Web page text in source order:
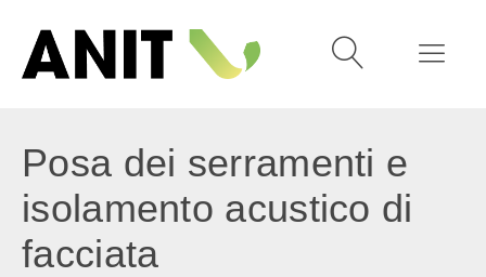
Posa dei serramenti e
isolamento acustico di
facciata